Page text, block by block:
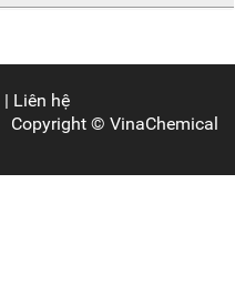
| Liên hệ
Copyright © VinaChemical